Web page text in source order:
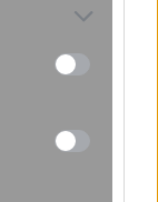
more Google
may click to
party tags to